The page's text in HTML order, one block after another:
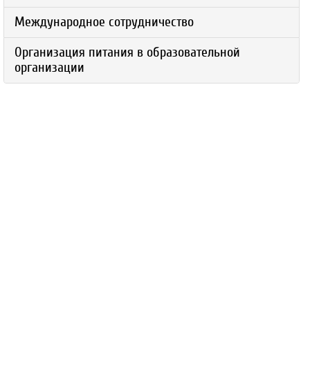
Международное сотрудничество
Организация питания в образовательной
организации